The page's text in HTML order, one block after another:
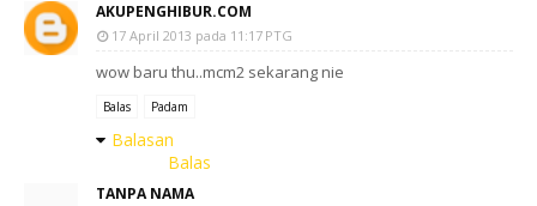
AKUPENGHIBUR.COM
17 April 2013 pada 11:17 PTG
wow baru thu..mcm2 sekarang nie
Balas Padam
Balasan
Balas
TANPA NAMA